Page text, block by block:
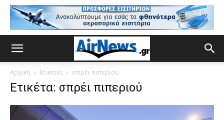
Αρχική Ετικέτες σπρέι πιπεριού
Ετικέτα: σπρέι πιπεριού